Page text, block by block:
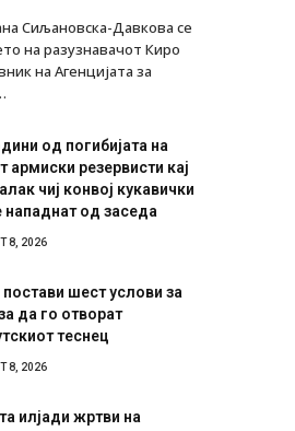
Сиљановска-Давкова се
на разузнавачот Киро
на Агенцијата за
од погибијата на
армиски резервисти кај
чиј конвој кукавички
нападнат од заседа
8, 2026
шест услови за
да го отворат
теснец
8, 2026
илјади жртви на